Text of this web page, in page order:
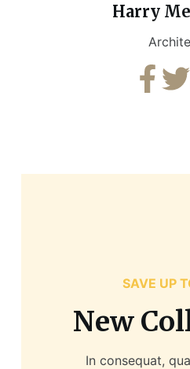
Harry
SAVE UP
New
In consequat,